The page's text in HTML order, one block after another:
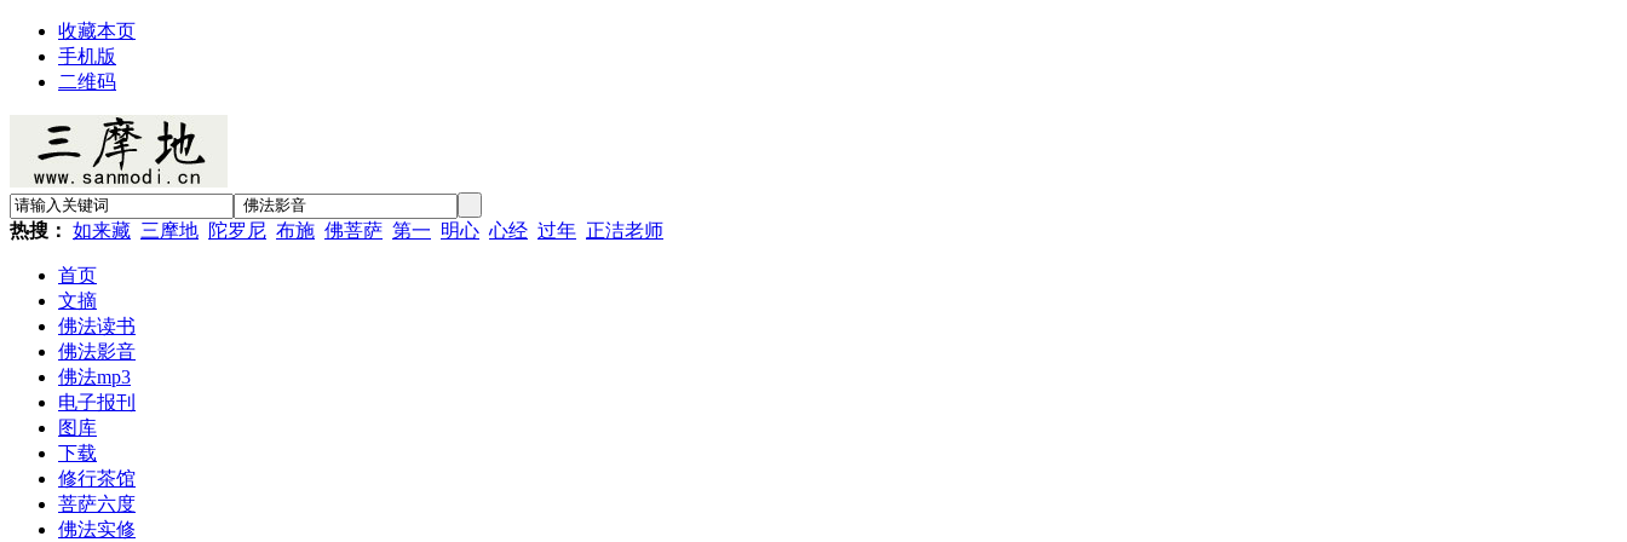
收藏本页
手机版
二维码
热搜： 如来藏 三摩地 陀罗尼 布施 佛菩萨 第一 明心 心经 过年 正洁老师
首页
文摘
佛法读书
佛法影音
佛法mp3
电子报刊
图库
下载
修行茶馆
菩萨六度
佛法实修